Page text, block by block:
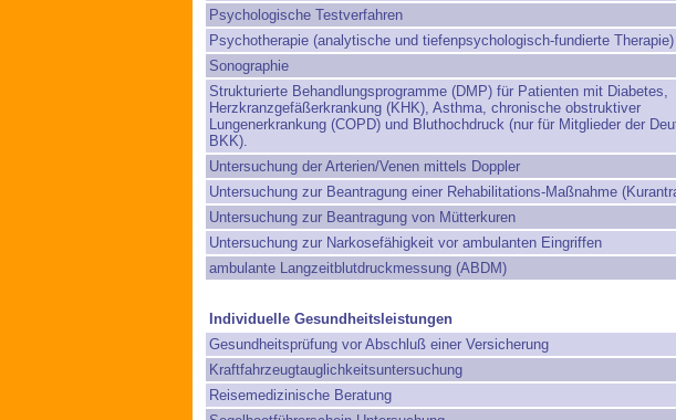
Psychologische Testverfahren
Psychotherapie (analytische und tiefenpsychologisch-fundierte Therapie)
Sonographie
Strukturierte Behandlungsprogramme (DMP) für Patienten mit Diabetes,
Herzkranzgefäßerkrankung (KHK), Asthma, chronische obstruktiver
Lungenerkrankung (COPD) und Bluthochdruck (nur für Mitglieder der
BKK).
Untersuchung der Arterien/Venen mittels Doppler
Untersuchung zur Beantragung einer Rehabilitations-Maßnahme
Untersuchung zur Beantragung von Mütterkuren
Untersuchung zur Narkosefähigkeit vor ambulanten Eingriffen
ambulante Langzeitblutdruckmessung (ABDM)
Individuelle Gesundheitsleistungen
Gesundheitsprüfung vor Abschluß einer Versicherung
Kraftfahrzeugtauglichkeitsuntersuchung
Reisemedizinische Beratung